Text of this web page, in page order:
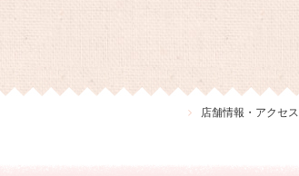
店舗情報・アクセス